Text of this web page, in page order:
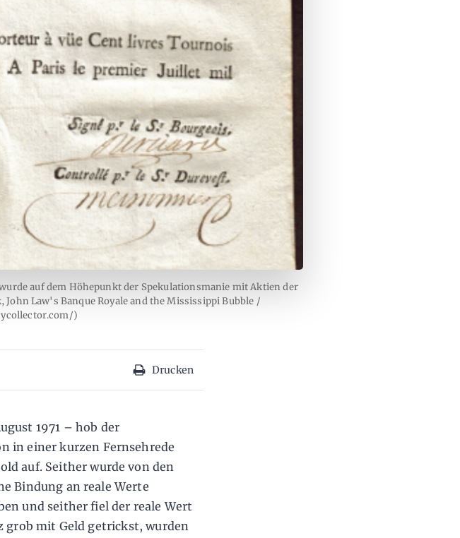
auf dem Höhepunkt der Spekulationsmanie mit Aktien der
Law's Banque Royale and the Mississippi Bubble /
)
Drucken
1971 – hob der
in einer kurzen Fernsehrede
auf. Seither wurde von den
Bindung an reale Werte
und seither fiel der reale Wert
grob mit Geld getrickst, wurden